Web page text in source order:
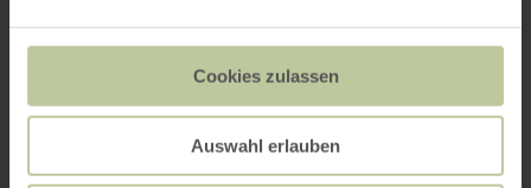
Cookies zulassen
Auswahl erlauben